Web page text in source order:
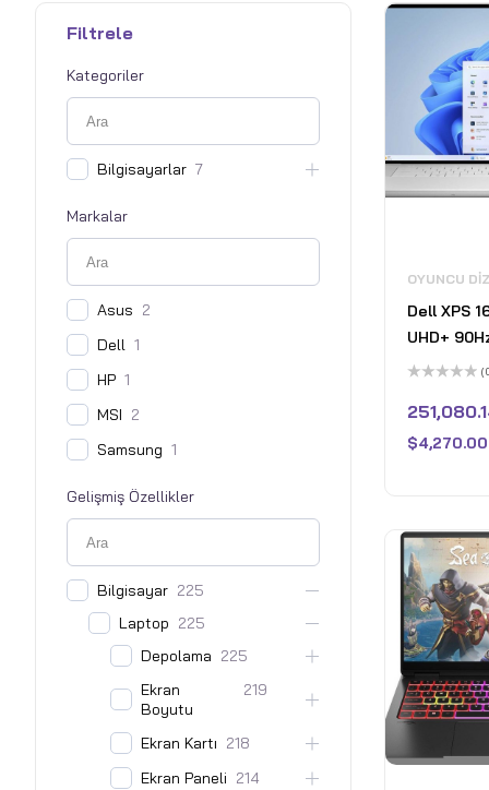
Filtrele
Kategoriler
Bilgisayarlar 7
Markalar
Asus 2
Dell 1
HP 1
MSI 2
Samsung 1
Gelişmiş Özellikler
Bilgisayar 225
Laptop 225
Depolama 225
Ekran
Boyutu
219
Ekran Kartı 218
Ekran Paneli 214
OYUNCU
Dell XPS
UHD+
Laptop -
GeForce
32GB
üzerinden
0
aldı
$4,270.00